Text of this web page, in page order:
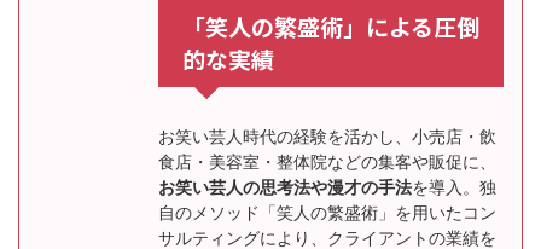
「笑人の繁盛術」による圧倒
的な実績
お笑い芸人時代の経験を活かし、小売店・飲
食店・美容室・整体院などの集客や販促に、
お笑い芸人の思考法や漫才の手法を導入。独
自のメソッド「笑人の繁盛術」を用いたコン
サルティングにより、クライアントの業績を